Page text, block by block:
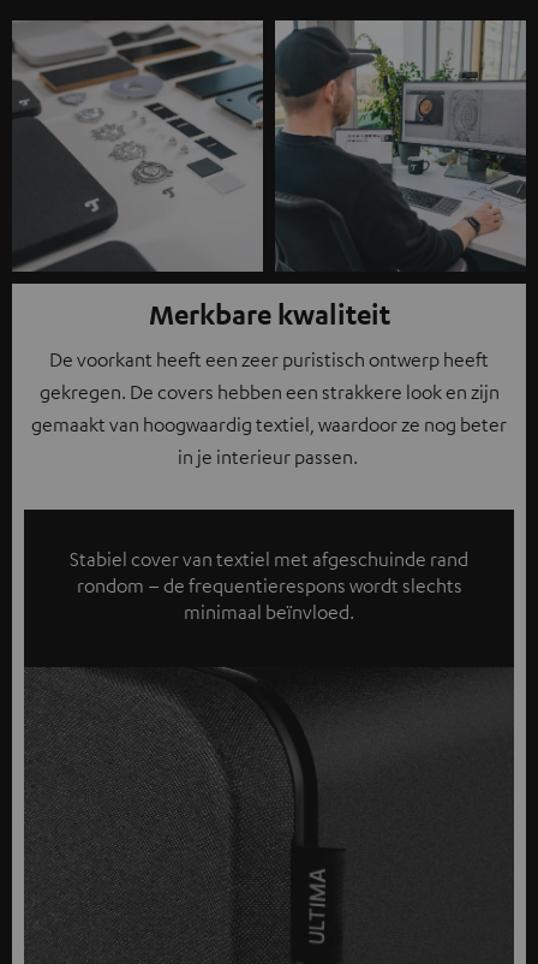
Merkbare kwaliteit
De voorkant heeft een zeer puristisch ontwerp heeft
gekregen. De covers hebben een strakkere look en zijn
gemaakt van hoogwaardig textiel, waardoor ze nog beter
in je interieur passen.
Stabiel cover van textiel met afgeschuinde rand
rondom – de frequentierespons wordt slechts
minimaal beïnvloed.